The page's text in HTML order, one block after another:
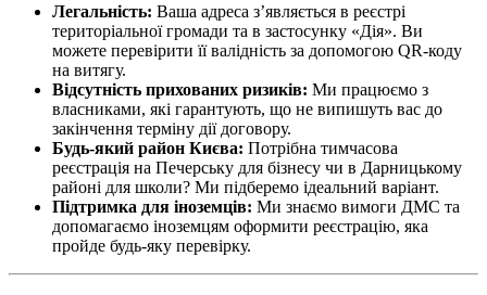
Легальність: Ваша адреса з’являється в реєстрі
територіальної громади та в застосунку «Дія». Ви
можете перевірити її валідність за допомогою QR-коду
на витягу.
Відсутність прихованих ризиків: Ми працюємо з
власниками, які гарантують, що не випишуть вас до
закінчення терміну дії договору.
Будь-який район Києва: Потрібна тимчасова
реєстрація на Печерську для бізнесу чи в Дарницькому
районі для школи? Ми підберемо ідеальний варіант.
Підтримка для іноземців: Ми знаємо вимоги ДМС та
допомагаємо іноземцям оформити реєстрацію, яка
пройде будь-яку перевірку.